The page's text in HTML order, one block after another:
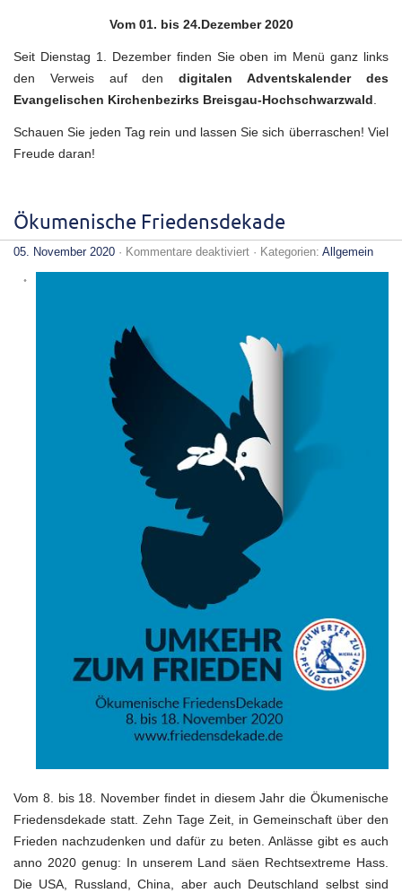
Vom 01. bis 24.Dezember 2020
Seit Dienstag 1. Dezember finden Sie oben im Menü ganz links
den Verweis auf dendigitalen Adventskalender des
Evangelischen Kirchenbezirks Breisgau-Hochschwarzwald
Schauen Sie jeden Tag rein und lassen Sie sich überraschen! Viel
Freude daran!
Ökumenische Friedensdekade
05. November 2020 · Kommentare deaktiviertfür· Kategorien: Allgemein
Vom 8. bis 18. November findet in diesem Jahr die Ökumenische
Friedensdekade statt. Zehn Tage Zeit, in Gemeinschaft über den
Frieden nachzudenken und dafür zu beten. Anlässe gibt es auch
anno 2020 genug: In unserem Land säen Rechtsextreme Hass.
Die USA, Russland, China, aber auch Deutschland selbst sind